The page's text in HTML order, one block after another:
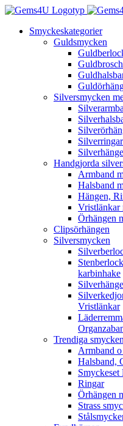
Fortsätt
innehålletSmyckeskategorier
Guldsmycken
Silversmycken
Handgjorda
Armband
Halsband
Hängen,
Vristlänkar
Örhängen
Clipsörhängen
Silversmycken
karbinhake
Vristlänkar
Trendiga smycken
Armband
Halsband,
Ringar
Örhängen
Strass